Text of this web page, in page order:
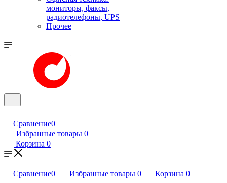
мониторы, факсы,
радиотелефоны, UPS
Прочее
Сравнение0
Избранные товары 0
Корзина 0
Сравнение0 Избранные товары 0 Корзина 0